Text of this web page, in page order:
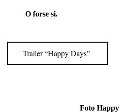
O forse si.
Trailer “Happy Days”
Foto Happy